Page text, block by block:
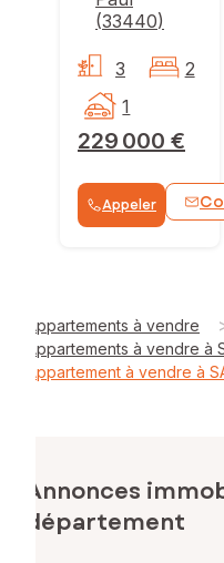
(33440)
229 000 €
3
2
1
Appeler
Appartements à vendre
Appartements à vendre à
Appartement à vendre à
Annonces
département